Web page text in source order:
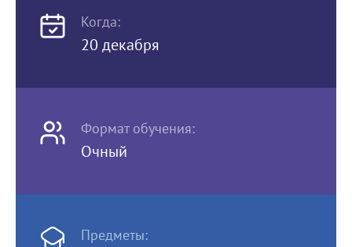
Когда:
20 декабря
Формат обучения:
Очный
Предметы: